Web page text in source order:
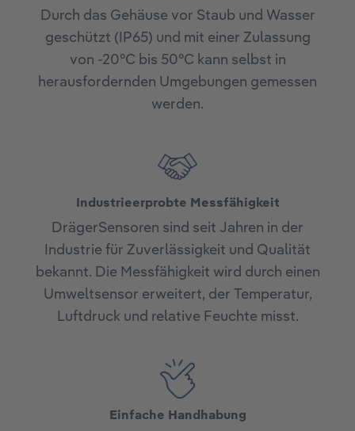
Durch das Gehäuse vor Staub und Wasser
geschützt (IP65) und mit einer Zulassung
von -20°C bis 50°C kann selbst in
herausfordernden Umgebungen gemessen
werden.
Industrieerprobte Messfähigkeit
DrägerSensoren sind seit Jahren in der
Industrie für Zuverlässigkeit und Qualität
bekannt. Die Messfähigkeit wird durch einen
Umweltsensor erweitert, der Temperatur,
Luftdruck und relative Feuchte misst.
Einfache Handhabung